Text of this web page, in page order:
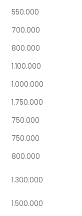
550.000
700.000
800.000
1.100.000
1.000.000
1.750.000
750.000
750.000
800.000
1.300.000
1.500.000